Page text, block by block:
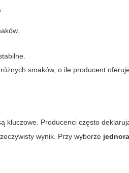
smaków, o ile producent
Producenci często
wynik. Przy wyborze